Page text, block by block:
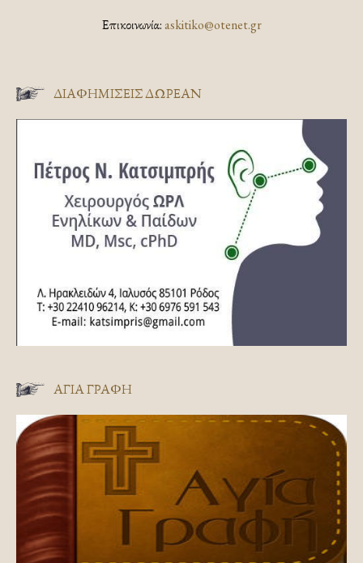
Επικοινωνία:askitiko@otenet.gr
ΔΙΑΦΗΜΊΣΕΙΣ ΔΩΡΕΆΝ
ΑΓΊΑ ΓΡΑΦΉ